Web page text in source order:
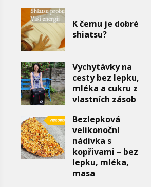
K čemu je dobré
shiatsu?
Vychytávky na
cesty bez lepku,
mléka a cukru z
vlastních zásob
Bezlepková
velikonoční
nádivka s
kopřivami – bez
lepku, mléka,
masa